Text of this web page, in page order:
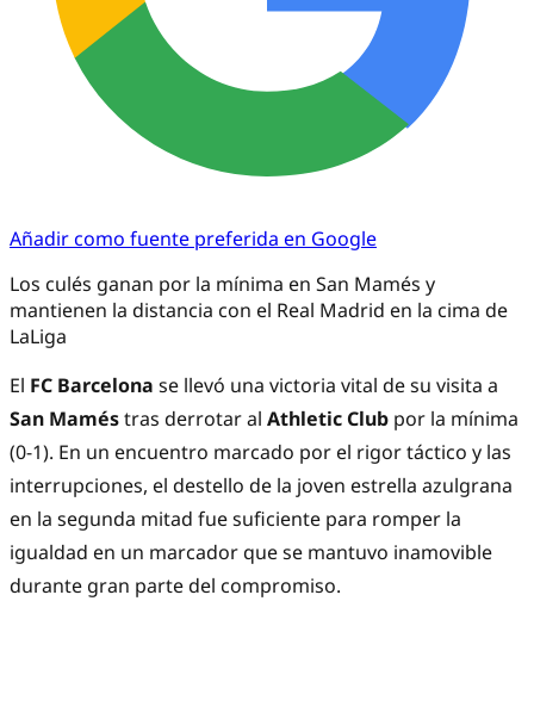
Añadir como fuente preferida en Google
Los culés ganan por la mínima en San Mamés y
mantienen la distancia con el Real Madrid en la cima de
LaLiga
El FC Barcelona se llevó una victoria vital de su visita a
San Maméstras derrotar al Athletic Club por la mínima
(0-1). En un encuentro marcado por el rigor táctico y las
interrupciones, el destello de la joven estrella azulgrana
en la segunda mitad fue suficiente para romper la
igualdad en un marcador que se mantuvo inamovible
durante gran parte del compromiso.